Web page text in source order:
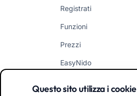
Registrati
Funzioni
Prezzi
EasyNido
Questo sito utilizza i cookie